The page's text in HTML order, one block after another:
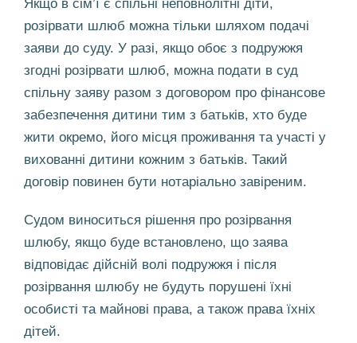
Якщо в сім’ї є спільні неповнолітні діти,
розірвати шлюб можна тільки шляхом подачі
заяви до суду. У разі, якщо обоє з подружжя
згодні розірвати шлюб, можна подати в суд
спільну заяву разом з договором про фінансове
забезпечення дитини тим з батьків, хто буде
жити окремо, його місця проживання та участі у
вихованні дитини кожним з батьків. Такий
договір повинен бути нотаріально завіреним.
Судом виноситься рішення про розірвання
шлюбу, якщо буде встановлено, що заява
відповідає дійсній волі подружжя і після
розірвання шлюбу не будуть порушені їхні
особисті та майнові права, а також права їхніх
дітей.